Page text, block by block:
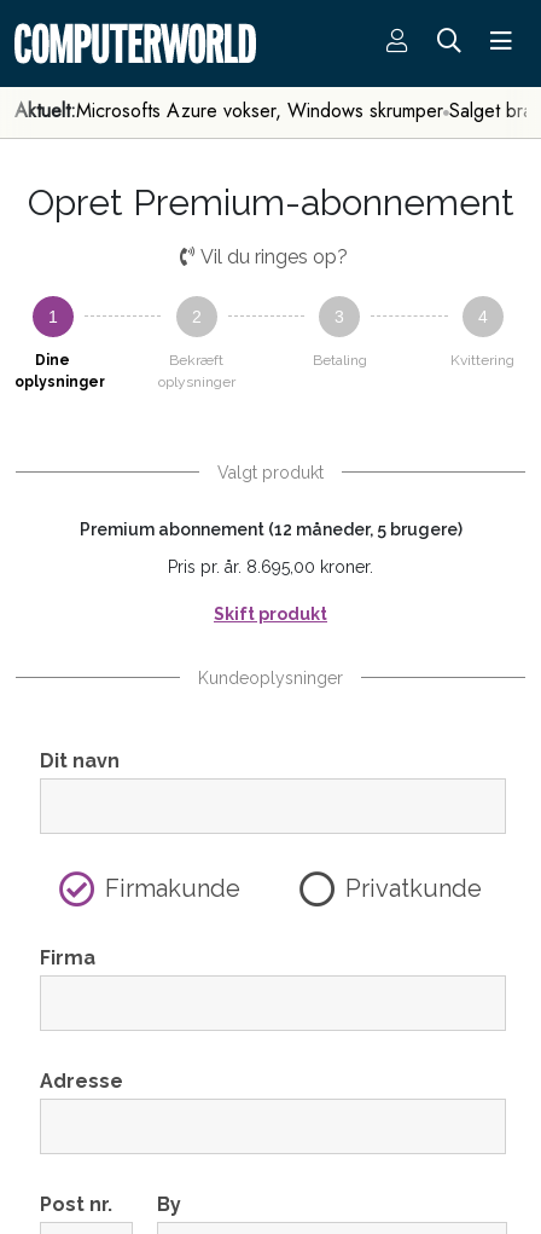
Aktuelt:Microsofts Azure vokser, Windows skrumper Salget
Opret Premium-abonnement
Vil du ringes op?
1
Dine
oplysninger
2
Bekræft
oplysninger
3
Betaling
4
Kvittering
Valgt produkt
Premium abonnement (12 måneder, 5 brugere)
Pris pr. år. 8.695,00 kroner.
Skift produkt
Kundeoplysninger
Dit navn
Firmakunde Privatkunde
Firma
Adresse
Post nr. By